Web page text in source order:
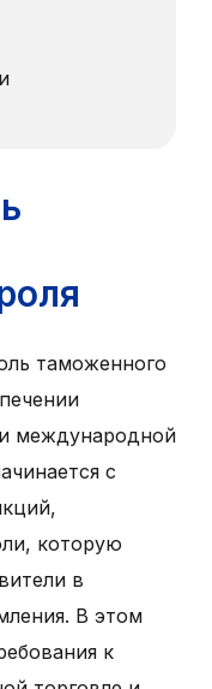
таможенного
международной
с
которую
в
В этом
к